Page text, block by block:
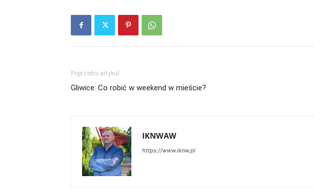
Poprzedni artykuł
Gliwice: Co robić w weekend w mieście?
IKNWAW
https://www.iknw.pl